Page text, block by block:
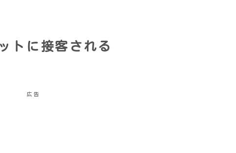
トに接客される
広告